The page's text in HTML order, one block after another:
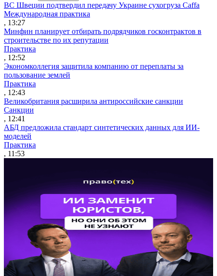
ВС Швеции подтвердил передачу Украине сухогруза Caffa
Международная практика
, 13:27
Минфин планирует отбирать подрядчиков госконтрактов в
строительстве по их репутации
Практика
, 12:52
Экономколлегия защитила компанию от переплаты за
пользование землей
Практика
, 12:43
Великобритания расширила антироссийские санкции
Санкции
, 12:41
АБД предложила стандарт синтетических данных для ИИ-
моделей
Практика
, 11:53